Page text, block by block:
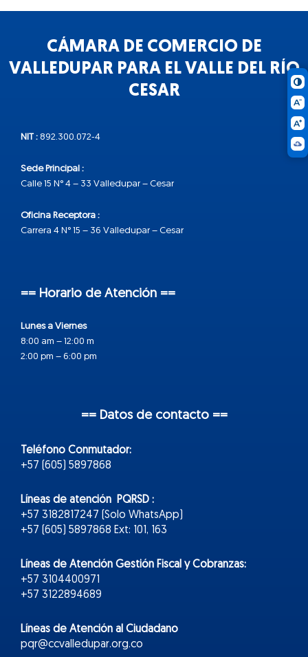
CÁMARA DE COMERCIO DE
VALLEDUPAR PARA EL VALLE DEL RÍO
CESAR
NIT : 892.300.072-4
Sede Principal :
Calle 15 N° 4 – 33 Valledupar – Cesar
Oficina Receptora :
Carrera 4 N° 15 – 36 Valledupar – Cesar
== Horario de Atención ==
Lunes a Viernes
8:00 am – 12:00 m
2:00 pm – 6:00 pm
== Datos de contacto ==
Teléfono Conmutador:
+57 (605) 5897868
Líneas de atención PQRSD :
+57 3182817247 (Solo WhatsApp)
+57 (605) 5897868 Ext: 101, 163
Líneas de Atención Gestión Fiscal y Cobranzas:
+57 3104400971
+57 3122894689
Líneas de Atención al Ciudadano
pqr@ccvalledupar.org.co